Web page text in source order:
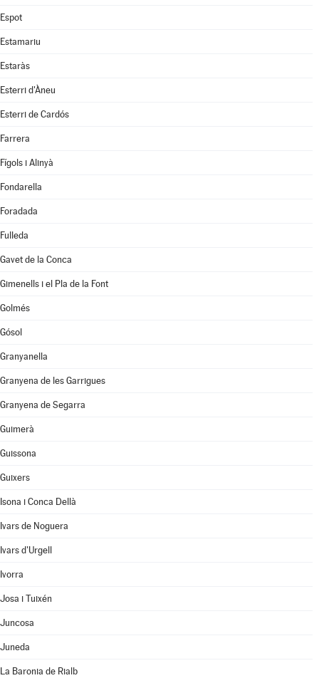
Espot
Estamariu
Estaràs
Esterri d'Àneu
Esterri de Cardós
Farrera
Fígols i Alinyà
Fondarella
Foradada
Fulleda
Gavet de la Conca
Gimenells i el Pla de la Font
Golmés
Gósol
Granyanella
Granyena de les Garrigues
Granyena de Segarra
Guimerà
Guissona
Guixers
Isona i Conca Dellà
Ivars de Noguera
Ivars d'Urgell
Ivorra
Josa i Tuixén
Juncosa
Juneda
La Baronia de Rialb